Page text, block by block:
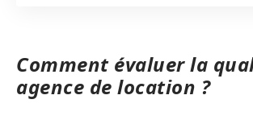
Comment évaluer la
agence de location ?